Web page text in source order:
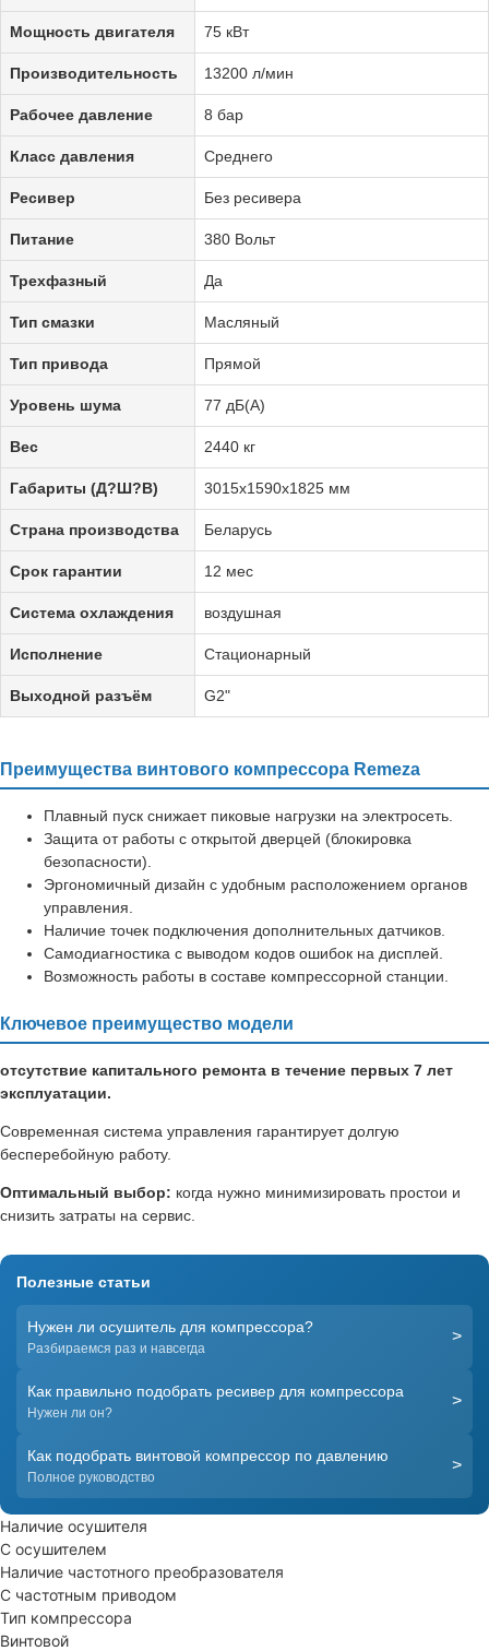
Мощность двигателя 75 кВт
Производительность 13200 л/мин
Рабочее давление 8 бар
Класс давления Среднего
Ресивер Без ресивера
Питание 380 Вольт
Трехфазный Да
Тип смазки Масляный
Тип привода Прямой
Уровень шума 77 дБ(А)
Вес 2440 кг
Габариты (Д?Ш?В) 3015х1590х1825 мм
Страна производства Беларусь
Срок гарантии 12 мес
Система охлаждения воздушная
Исполнение Стационарный
Выходной разъём G2"
Преимущества винтового компрессора Remeza
Плавный пуск снижает пиковые нагрузки на электросеть.
Защита от работы с открытой дверцей (блокировка
безопасности).
Эргономичный дизайн с удобным расположением органов
управления.
Наличие точек подключения дополнительных датчиков.
Самодиагностика с выводом кодов ошибок на дисплей.
Возможность работы в составе компрессорной станции.
Ключевое преимущество модели
отсутствие капитального ремонта в течение первых 7 лет
эксплуатации.
Современная система управления гарантирует долгую
бесперебойную работу.
Оптимальный выбор: когда нужно минимизировать простои и
снизить затраты на сервис.
Полезные статьи
Нужен ли осушитель для компрессора?
Разбираемся раз и навсегда
>
Как правильно подобрать ресивер для компрессора
Нужен ли он?
>
Как подобрать винтовой компрессор по давлению
Полное руководство
>
Наличие осушителя
С осушителем
Наличие частотного преобразователя
С частотным приводом
Тип компрессора
Винтовой